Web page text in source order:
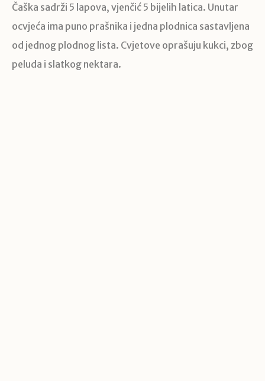
Čaška sadrži 5 lapova, vjenčić 5 bijelih latica. Unutar
ocvjeća ima puno prašnika i jedna plodnica sastavljena
od jednog plodnog lista. Cvjetove oprašuju kukci, zbog
peluda i slatkog nektara.